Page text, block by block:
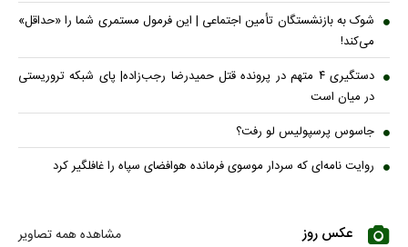
شوک به بازنشستگان تأمین اجتماعی | این فرمول مستمری شما را «حداقل»
می‌کند!
دستگیری ۴ متهم در پرونده قتل حمیدرضا رجب‌زاده| پای شبکه تروریستی
در میان است
جاسوس پرسپولیس لو رفت؟
روایت نامه‌ای که سردار موسوی فرمانده هوافضای سپاه را غافلگیر کرد
عکس روز مشاهده همه تصاویر